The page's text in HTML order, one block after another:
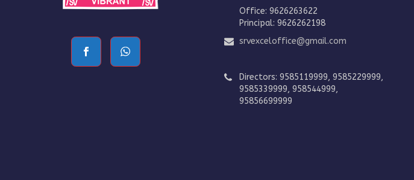
Office: 9626263622
Principal: 9626262198
srvexceloffice@gmail.com
Directors: 9585119999, 9585229999,
9585339999, 958544999,
95856699999